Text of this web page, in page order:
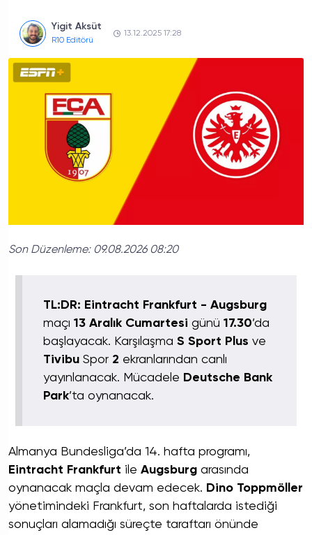
Yigit Aksüt
R10 Editörü
13.12.2025 17:28
Son Düzenleme: 09.08.2026 08:20
TL:DR: Eintracht Frankfurt - Augsburg
maçı 13 Aralık Cumartesi günü 17.30’da
başlayacak. Karşılaşma S Sport Plus ve
Tivibu Spor 2 ekranlarından canlı
yayınlanacak. Mücadele Deutsche Bank
Park’ta oynanacak.
Almanya Bundesliga’da 14. hafta programı,
Eintracht Frankfurt ile Augsburg arasında
oynanacak maçla devam edecek. Dino Toppmöller
yönetimindeki Frankfurt, son haftalarda istediği
sonuçları alamadığı süreçte taraftarı önünde